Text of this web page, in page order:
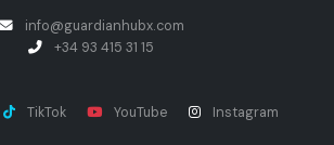
info@guardianhubx.com
+34 93 415 31 15
TikTok YouTube Instagram